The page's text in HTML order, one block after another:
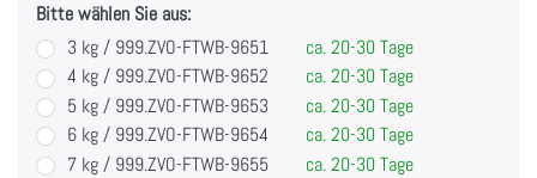
Bitte wählen Sie aus:
3 kg / 999.ZVO-FTWB-9651
ca. 20-30 Tage
4 kg / 999.ZVO-FTWB-9652
ca. 20-30 Tage
5 kg / 999.ZVO-FTWB-9653
ca. 20-30 Tage
6 kg / 999.ZVO-FTWB-9654
ca. 20-30 Tage
7 kg / 999.ZVO-FTWB-9655
ca. 20-30 Tage